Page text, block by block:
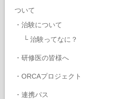
ついて
・ 治験について
└ 治験ってなに？
・ 研修医の皆様へ
・ ORCAプロジェクト
・ 連携パス